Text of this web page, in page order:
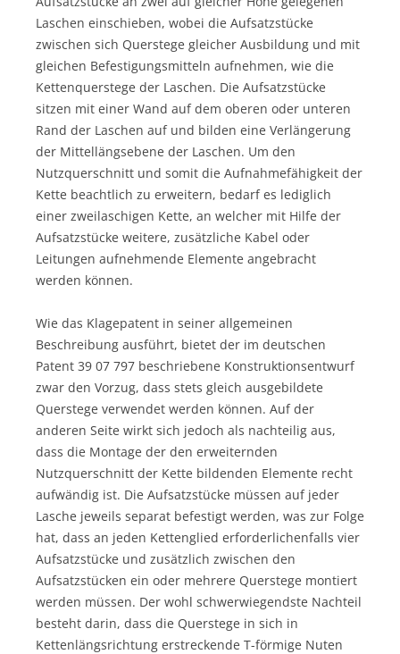
Laschen einschieben, wobei die Aufsatzstücke
zwischen sich Querstege gleicher Ausbildung und mit
gleichen Befestigungsmitteln aufnehmen, wie die
Kettenquerstege der Laschen. Die Aufsatzstücke
sitzen mit einer Wand auf dem oberen oder unteren
Rand der Laschen auf und bilden eine Verlängerung
der Mittellängsebene der Laschen. Um den
Nutzquerschnitt und somit die Aufnahmefähigkeit der
Kette beachtlich zu erweitern, bedarf es lediglich
einer zweilaschigen Kette, an welcher mit Hilfe der
Aufsatzstücke weitere, zusätzliche Kabel oder
Leitungen aufnehmende Elemente angebracht
werden können.
Wie das Klagepatent in seiner allgemeinen
Beschreibung ausführt, bietet der im deutschen
Patent 39 07 797 beschriebene Konstruktionsentwurf
zwar den Vorzug, dass stets gleich ausgebildete
Querstege verwendet werden können. Auf der
anderen Seite wirkt sich jedoch als nachteilig aus,
dass die Montage der den erweiternden
Nutzquerschnitt der Kette bildenden Elemente recht
aufwändig ist. Die Aufsatzstücke müssen auf jeder
Lasche jeweils separat befestigt werden, was zur Folge
hat, dass an jeden Kettenglied erforderlichenfalls vier
Aufsatzstücke und zusätzlich zwischen den
Aufsatzstücken ein oder mehrere Querstege montiert
werden müssen. Der wohl schwerwiegendste Nachteil
besteht darin, dass die Querstege in sich in
Kettenlängsrichtung erstreckende T-förmige Nuten